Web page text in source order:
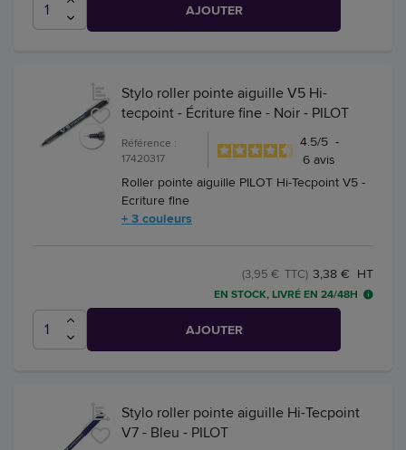
AJOUTER
Stylo roller pointe aiguille V5 Hi-
tecpoint - Écriture fine - Noir - PILOT
Référence :
17420317
4.5/5 -
6avis
Roller pointe aiguille PILOT Hi-Tecpoint V5 -
Ecriture fine
+ 3 couleurs
3,38 € HT
(3,95 € TTC)
EN STOCK, LIVRÉ EN 24/48H
AJOUTER
Stylo roller pointe aiguille Hi-Tecpoint
V7 - Bleu - PILOT